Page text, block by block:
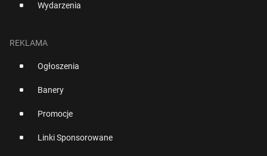
Wydarzenia
REKLAMA
Ogłoszenia
Banery
Promocje
Linki Sponsorowane